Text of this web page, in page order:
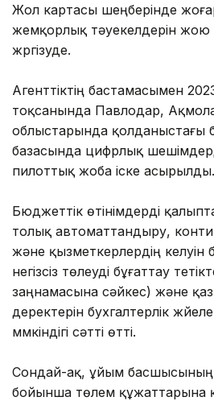
Жол картасы шеңберінде
жемқорлық тәуекелдерін
жүргізуде.
Агенттіктің бастамасымен
тоқсанында Павлодар, Ақмола
облыстарында қолданыстағы
базасында цифрлық
пилоттық жоба іске асырылды.
Бюджеттік өтінімдерді
толық автоматтандыру,
және қызметкерлердің
негізсіз төлеуді бұғаттау
заңнамасына сәйкес) және
деректерін бухгалтерлік
мүмкіндігі сәтті өтті.
Сондай-ақ, ұйым басшысының
бойынша төлем құжаттарына